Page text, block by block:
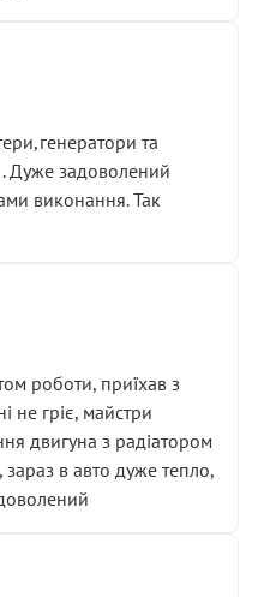
та
. Дуже задоволений
виконання. Так
роботи, приїхав з
не гріє, майстри
двигуна з радіатором
зараз в авто дуже тепло,